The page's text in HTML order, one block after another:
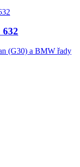
(G30) a BMW řady